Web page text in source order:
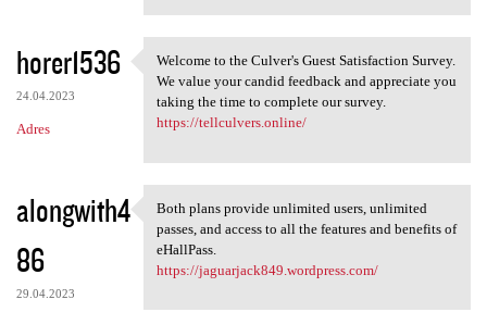
horer1536
24.04.2023
Adres
Welcome to the Culver's Guest
Welcome to the Culver's Guest Satisfaction Survey.
We value your candid feedback and appreciate you
taking the time to complete our survey.
https://tellculvers.online/
alongwith4
86
29.04.2023
Both plans provide unlimited
Both plans provide unlimited users, unlimited
passes, and access to all the features and benefits of
eHallPass.
https://jaguarjack849.wordpress.com/